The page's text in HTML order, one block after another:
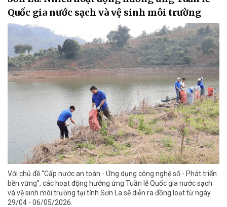
Quốc gia nước sạch và vệ sinh môi trường
Với chủ đề “Cấp nước an toàn - Ứng dụng công nghệ số - Phát triển
bền vững”, các hoạt động hưởng ứng Tuần lễ Quốc gia nước sạch
và vệ sinh môi trường tại tỉnh Sơn La sẽ diễn ra đồng loạt từ ngày
29/04 - 06/05/2026.